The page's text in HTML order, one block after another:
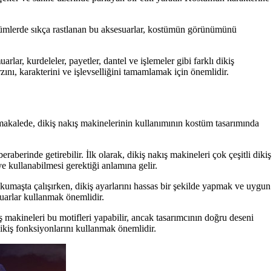
sıkça rastlanan bu aksesuarlar, kostümün görünümünü
kurdeleler, payetler, dantel ve işlemeler gibi farklı dikiş
karakterini ve işlevselliğini tamamlamak için önemlidir.
dikiş nakış makinelerinin kullanımının kostüm tasarımında
getirebilir. İlk olarak, dikiş nakış makineleri çok çeşitli dikiş
kullanabilmesi gerektiği anlamına gelir.
çalışırken, dikiş ayarlarını hassas bir şekilde yapmak ve uygun
kullanmak önemlidir.
bu motifleri yapabilir, ancak tasarımcının doğru deseni
fonksiyonlarını kullanmak önemlidir.